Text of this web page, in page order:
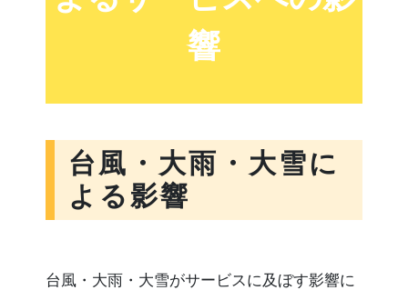
響
台風・大雨・大雪に
よる影響
台風・大雨・大雪がサービスに及ぼす影響に